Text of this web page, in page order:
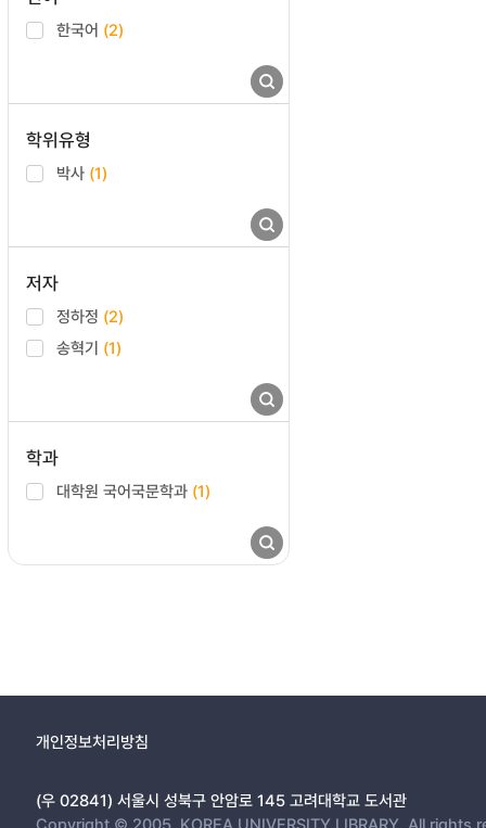
한국어 (2)
학위유형
박사 (1)
저자
정하정 (2)
송혁기 (1)
학과
대학원 국어국문학과 (1)
개인정보처리방침
(우 02841) 서울시 성북구 안암로 145 고려대학교 도서관
Copyright © 2005, KOREA UNIVERSITY LIBRARY. All rights